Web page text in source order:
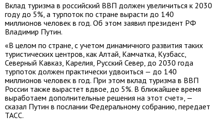
Вклад туризма в российский ВВП должен увеличиться к 2030
году до 5%, а турпоток по стране вырасти до 140
миллионов человек в год. Об этом заявил президент РФ
Владимир Путин.
«В целом по стране, с учетом динамичного развития таких
туристических центров, как Алтай, Камчатка, Кузбасс,
Северный Кавказ, Карелия, Русский Север, до 2030 года
турпоток должен практически удвоиться — до 140
миллионов человек в год. При этом вклад туризма в ВВП
России также вырастет вдвое, до 5%. В ближайшее время
выработаем дополнительные решения на этот счет», —
сказал Путин в послании Федеральному собранию, передает
ТАСС.